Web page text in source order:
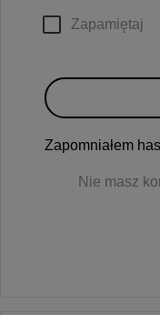
Zapamiętaj
Zapomniałem
Nie masz